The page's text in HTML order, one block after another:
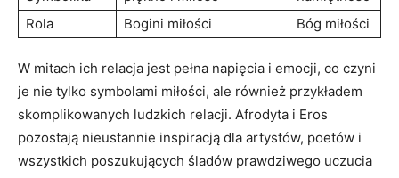
Rola
Bogini miłości Bóg miłości
W mitach ich relacja jest pełna napięcia i emocji, co czyni
je nie tylko symbolami miłości, ale również przykładem
skomplikowanych ludzkich relacji. Afrodyta i Eros
pozostają nieustannie inspiracją dla artystów, poetów i
wszystkich poszukujących śladów prawdziwego uczucia